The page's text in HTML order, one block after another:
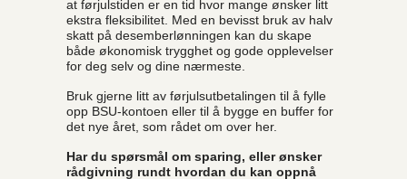
at førjulstiden er en tid hvor mange ønsker litt
ekstra fleksibilitet. Med en bevisst bruk av halv
skatt på desemberlønningen kan du skape
både økonomisk trygghet og gode opplevelser
for deg selv og dine nærmeste.
Bruk gjerne litt av førjulsutbetalingen til å fylle
opp BSU-kontoen eller til å bygge en buffer for
det nye året, som rådet om over her.
Har du spørsmål om sparing, eller ønsker
rådgivning rundt hvordan du kan oppnå